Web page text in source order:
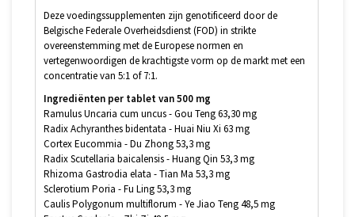
Deze voedingssupplementen zijn genotificeerd door de
Belgische Federale Overheidsdienst (FOD) in strikte
overeenstemming met de Europese normen en
vertegenwoordigen de krachtigste vorm op de markt met een
concentratie van 5:1 of 7:1.
Ingrediënten per tablet van 500 mg
Ramulus Uncaria cum uncus - Gou Teng 63,30 mg
Radix Achyranthes bidentata - Huai Niu Xi 63 mg
Cortex Eucommia - Du Zhong 53,3 mg
Radix Scutellaria baicalensis - Huang Qin 53,3 mg
Rhizoma Gastrodia elata - Tian Ma 53,3 mg
Sclerotium Poria - Fu Ling 53,3 mg
Caulis Polygonum multiflorum - Ye Jiao Teng 48,5 mg